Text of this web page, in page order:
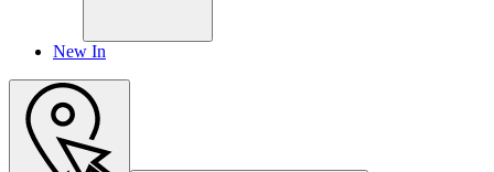
New In